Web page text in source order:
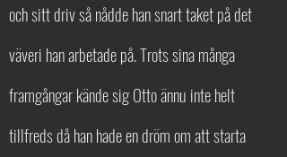
och sitt driv så nådde han snart taket på det
väveri han arbetade på. Trots sina många
framgångar kände sig Otto ännu inte helt
tillfreds då han hade en dröm om att starta